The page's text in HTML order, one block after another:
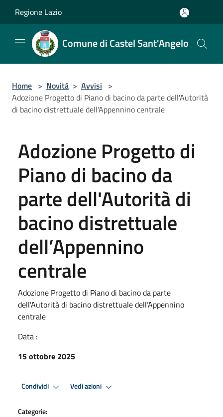
Regione Lazio
Comune di Castel Sant'Angelo
Home > Novità > Avvisi >
Adozione Progetto di Piano di bacino da parte dell'Autorità
di bacino distrettuale dell’Appennino centrale
Adozione Progetto di
Piano di bacino da
parte dell'Autorità di
bacino distrettuale
dell’Appennino
centrale
Adozione Progetto di Piano di bacino da parte
dell'Autorità di bacino distrettuale dell’Appennino
centrale
Data :
15 ottobre 2025
Condividi Vedi azioni
Categorie: